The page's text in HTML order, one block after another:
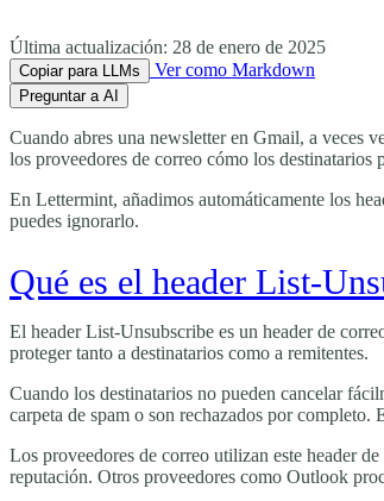
Última actualización: 28 de enero de 2025
Copiar para LLMs Ver como Markdown
Preguntar a AI
Cuando abres una newsletter en Gmail, a veces
los proveedores de correo cómo los
En Lettermint, añadimos automáticamente los
puedes ignorarlo.
Qué es el header List-
El header List-Unsubscribe es un header de
proteger tanto a destinatarios como a remitentes.
Cuando los destinatarios no pueden cancelar
carpeta de spam o son rechazados por
Los proveedores de correo utilizan este header
reputación. Otros proveedores como Outlook